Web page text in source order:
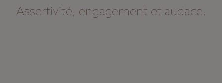
Assertivité, engagement et audace.